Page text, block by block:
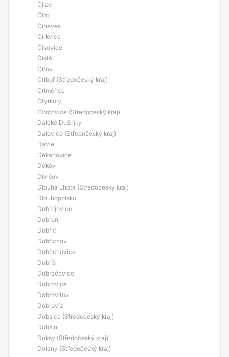
Čilec
Čím
Činěves
Církvice
Čisovice
Čistá
Cítov
Ctiboř (Středočeský kraj)
Ctiměřice
Čtyřkoly
Cvrčovice (Středočeský kraj)
Daleké Dušníky
Dalovice (Středočeský kraj)
Davle
Děkanovice
Děkov
Divišov
Dlouhá Lhota (Středočeský kraj)
Dlouhopolsko
Dobřejovice
Dobřeň
Dobříč
Dobřichov
Dobřichovice
Dobříš
Dobročovice
Dobrovice
Dobrovítov
Dobrovíz
Dobšice (Středočeský kraj)
Dobšín
Doksy (Středočeský kraj)
Dolany (Středočeský kraj)